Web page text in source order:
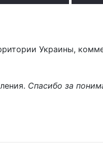
Украины,
Спасибо за